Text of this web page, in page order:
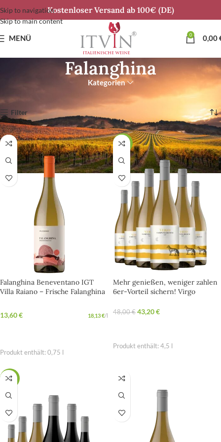
Skip to navigation
Skip to main content
Kostenloser Versand ab 100€ (DE)
MENÜ 0 0,00
Falanghina
Kategorien
Alle 4 Ergebnisse werden angezeigt
Filter
Falanghina Beneventano IGT
Villa Raiano – Frische Falanghina
13,60€ 18,13€/l
Produkt enthält: 0,75
6ER-CUVÉE BIANCO
SALE
Mehr genießen, weniger zahlen
6er-Vorteil sichern! Virgo
Raiano
48,00€ 43,20€
Produkt enthält: 4,5
SALE